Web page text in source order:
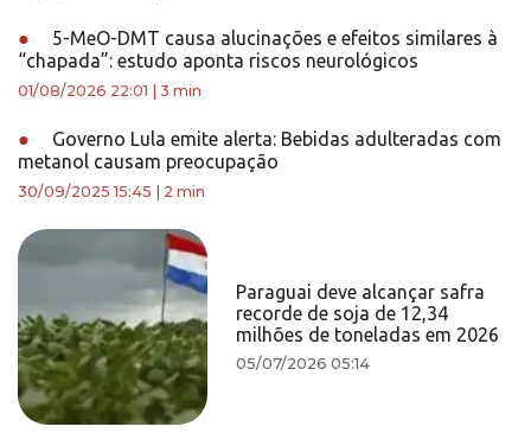
●
5-MeO-DMT causa alucinações e efeitos similares à
“chapada”: estudo aponta riscos neurológicos
01/08/2026 22:01 3 min
●
Governo Lula emite alerta: Bebidas adulteradas com
metanol causam preocupação
30/09/2025 15:45 2 min
Paraguai deve alcançar safra
recorde de soja de 12,34
milhões de toneladas em 2026
05/07/2026 05:14